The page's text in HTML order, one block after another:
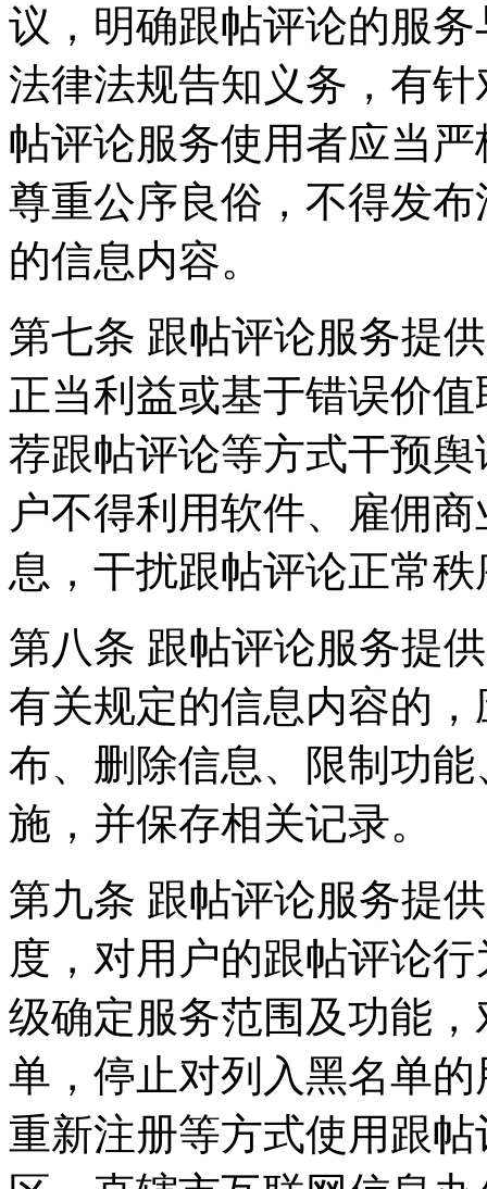
议，明确跟帖评论的服
法律法规告知义务，有
帖评论服务使用者应当
尊重公序良俗，不得发
的信息内容。
第七条 跟帖评论服务提
正当利益或基于错误价
荐跟帖评论等方式干预
户不得利用软件、雇佣
息，干扰跟帖评论正常
第八条 跟帖评论服务提
有关规定的信息内容的
布、删除信息、限制功
施，并保存相关记录。
第九条 跟帖评论服务提
度，对用户的跟帖评论
级确定服务范围及功能
单，停止对列入黑名单
重新注册等方式使用跟